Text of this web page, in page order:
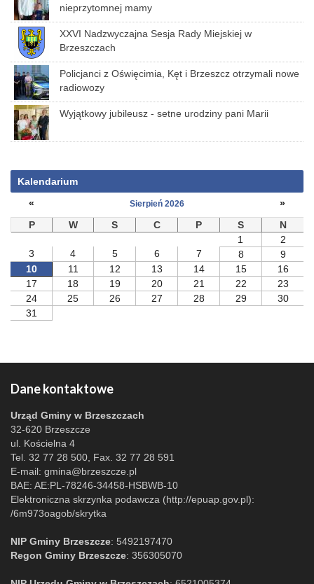
nieprzytomnej mamy
XXVI Nadzwyczajna Sesja Rady Miejskiej w
Brzeszczach
Policjanci z Oświęcimia, Kęt i Brzeszcz otrzymali nowe
radiowozy
Wyjątkowy jubileusz - setne urodziny pani Marii
Kalendarium
«
Sierpień 2026
»
P
W S C P S
N
1
2
3
4 5 6 7 8
9
10
11 12 13 14 15
16
17
18 19 20 21 22
23
24
25 26 27 28 29
30
31
Dane kontaktowe
Urząd Gminy w Brzeszczach
32-620 Brzeszcze
ul. Kościelna 4
Tel. 32 77 28 500, Fax. 32 77 28 591
E-mail: gmina@brzeszcze.pl
BAE: AE:PL-78246-34458-HSBWB-10
Elektroniczna skrzynka podawcza (http://epuap.gov.pl):
/6m973oagob/skrytka
NIP Gminy Brzeszcze: 5492197470
Regon Gminy Brzeszcze: 356305070